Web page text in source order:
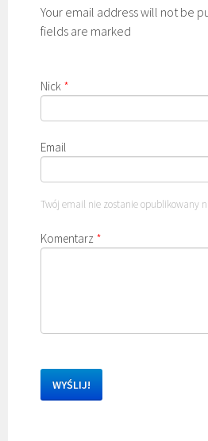
Your email address will not be
fields are marked
Nick *
Email
Twój email nie zostanie opublikowany
Komentarz *